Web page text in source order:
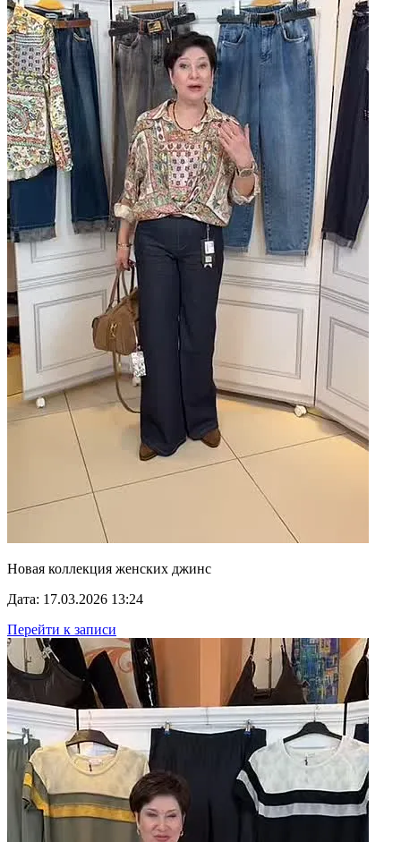
Новая коллекция женских джинс
Дата: 17.03.2026 13:24
Перейти к записи